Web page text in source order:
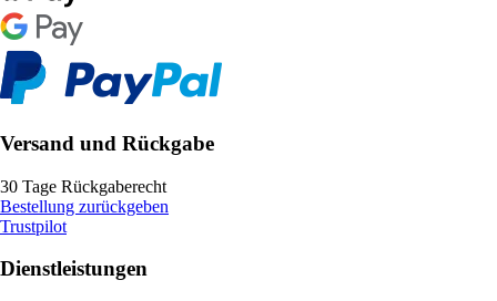
Versand und Rückgabe
30 Tage Rückgaberecht
Bestellung zurückgeben
Trustpilot
Dienstleistungen